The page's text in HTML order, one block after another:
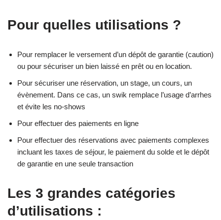
Pour quelles utilisations ?
Pour remplacer le versement d’un dépôt de garantie (caution)
ou pour sécuriser un bien laissé en prêt ou en location.
Pour sécuriser une réservation, un stage, un cours, un
évènement. Dans ce cas, un swik remplace l’usage d’arrhes
et évite les no-shows
Pour effectuer des paiements en ligne
Pour effectuer des réservations avec paiements complexes
incluant les taxes de séjour, le paiement du solde et le dépôt
de garantie en une seule transaction
Les 3 grandes catégories
d’utilisations :